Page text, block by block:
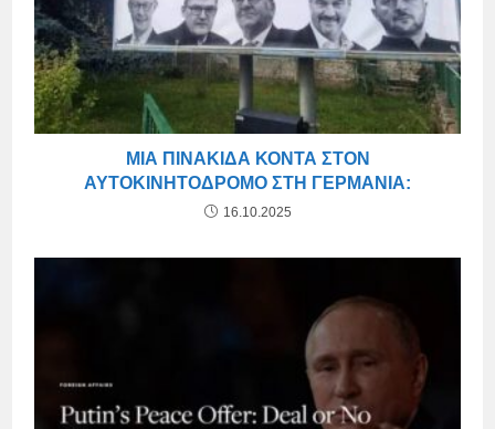
ΜΙΑ ΠΙΝΑΚΊΔΑ ΚΟΝΤΆ ΣΤΟΝ
ΑΥΤΟΚΙΝΗΤΌΔΡΟΜΟ ΣΤΗ ΓΕΡΜΑΝΊΑ:
16.10.2025